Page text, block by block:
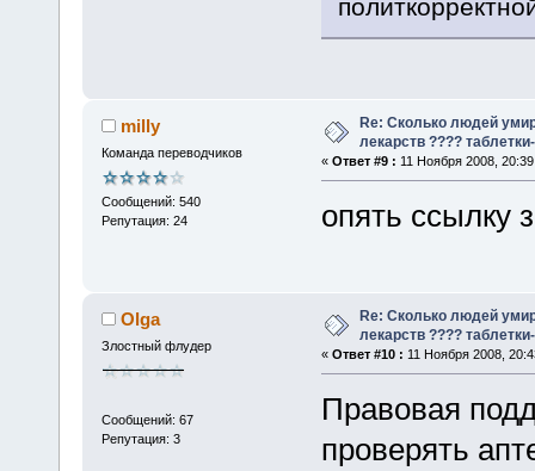
milly
Команда переводчиков
Сообщений: 540
Репутация: 24
Re: Сколько людей
лекарств ????
« Ответ #9 : 11 Ноября 2008,
опять ссылку
Olga
Злостный флудер
Сообщений: 67
Репутация: 3
Re: Сколько людей
лекарств ????
« Ответ #10 : 11 Ноября 2008,
Правовая
проверять